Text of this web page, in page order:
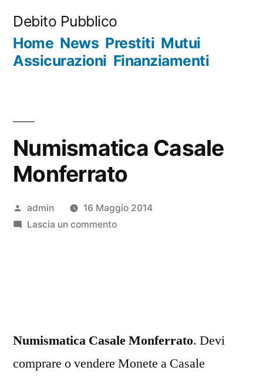
contenuto
Debito Pubblico
Home News Prestiti Mutui
Assicurazioni Finanziamenti
Numismatica Casale
Monferrato
Pubblicato
da
admin
16 Maggio 2014
Lascia un commentosu
Numismatica Casale Monferrato. Devi
comprare o vendere Monete a Casale